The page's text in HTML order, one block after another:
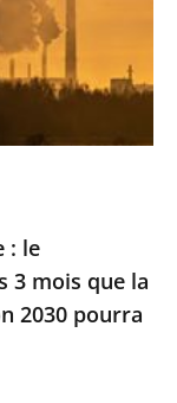
: le
3 mois que la
2030 pourra